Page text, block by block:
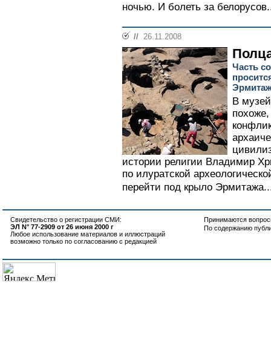
ночью. И болеть за
// 26.11.2008
Часть
В
истории религии Владимир
по илуратской
перейти под крыло
Свидетельство о регистрации СМИ:
ЭЛ N° 77-2909 от 26 июня 2000 г
Любое использование материалов и иллюстраций
возможно только по согласованию с редакцией
Принимаются
По содержанию